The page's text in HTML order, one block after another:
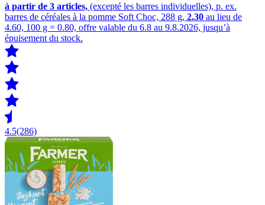
à partir de 3 articles, (excepté les barres individuelles), p. ex.
barres de céréales à la pomme Soft Choc, 288 g, 2.30 au lieu de
4.60, 100 g = 0.80, offre valable du 6.8 au 9.8.2026, jusqu’à
épuisement du stock.
4.5(286)